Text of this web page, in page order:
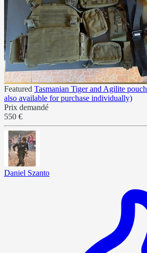
Featured Tasmanian Tiger and Agilite
also available for purchase individually)
Prix demandé
550 €
Daniel Szanto